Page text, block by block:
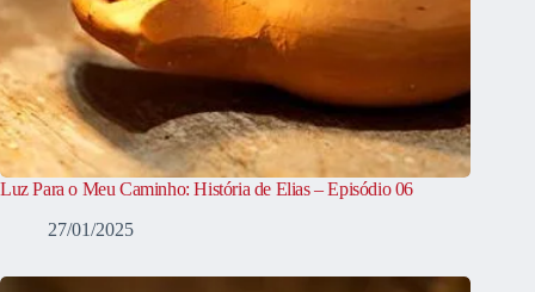
Luz Para o Meu Caminho: História de Elias – Episódio 06
27/01/2025